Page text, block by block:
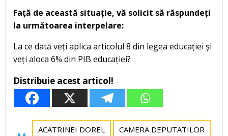
Față de această situație, vă solicit să răspundeți
la următoarea interpelare:
La ce dată veți aplica articolul 8 din legea educației și
veți aloca 6% din PIB educației?
Distribuie acest articol!
ACATRINEI DOREL CAMERA DEPUTATILOR